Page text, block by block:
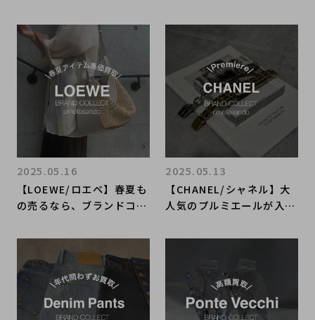
お買い取りも大募集してお
【LOEWE/ロエベ】春夏も
の売るなら、ブランドコレ
2025.05.16
【CHANEL/シャネル】大
人気のプルミエールが入荷
2025.05.13